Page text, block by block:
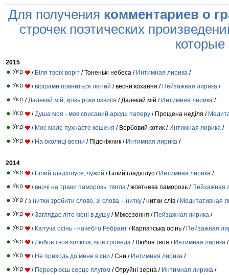
Для получения комментариев о
строчек поэтических
2015
/ Біля твоїх воріт / Тоненькі небеса / Интимная лирика /
/віршами повниться лютий / весни кохання / Пейзажная лирика /
/ Далекий мій, крізь роки озвися / Далекий мій / Интимная лирика /
/ Душа моя - мов списаний аркуш паперу / Прощена неділя /
/ Моє мале пухнасте кошеня / Вербовий котик / Интимная лирика /
/ На околиці весни / Підсніжник / Интимная лирика /
2014
/ Білий гладіолусе, чужий / Білий гладіолус / Интимная лирика /
/вночі на трави паморозь лягла / жовтнева паморозь / Пейзажная
/з нитки зробити слово, зі слова – нитку / нитки слів / Медитативная
/Заглядає літо мені в душу / Міжсезоння / Пейзажная лирика /
/ Квітуча осінь - начебто Ребрант / Карпатська осінь / Пейзажная
/ Любов твоя колюча, мов троянда / Любов твоя / Интимная лирика /
/ Не приходь до мене в сни / Сни / Интимная лирика /
/ Переорюєш серце плугом / Отруйні зерна / Интимная лирика /